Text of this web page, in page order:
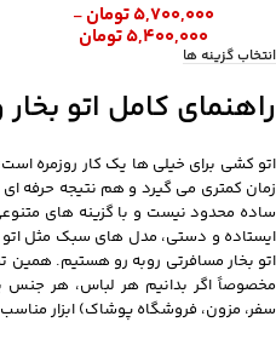
۵,۷۰۰,۰۰۰تومان –
۵,۴۰۰,۰۰۰تومان
انتخاب گزینه ها
راهنمای کامل اتو بخار
اتو کشی برای خیلی ها یک کار روزمره
زمان کمتری می گیرد و هم نتیجه حرفه
ساده محدود نیست و با گزینه های
ایستاده و دستی، مدل های سبک مثل
اتو بخار مسافرتی روبه رو هستیم.
مخصوصاً اگر بدانیم هر لباس، هر جنس
سفر، مزون، فروشگاه پوشاک) ابزار